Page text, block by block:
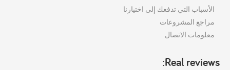
الأسباب التي تدفعك إلى اختيارنا
مراجع المشروعات
معلومات الاتصال
Real reviews: